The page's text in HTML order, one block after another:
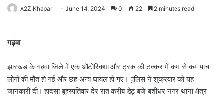
A2Z Khabar June 14, 2024 0 22 2 minutes read
गढ़वा
झारखंड के गढ़वा जिले में एक ऑटोरिक्शा और ट्रक की टक्कर में कम से कम पांच
लोगों की मौत हो गई और छह अन्य घायल हो गए। पुलिस ने शुक्रवार को यह
जानकारी दी। हादसा बृहस्पतिवार देर रात करीब डेढ़ बजे बंशीधर नगर थाना क्षेत्र